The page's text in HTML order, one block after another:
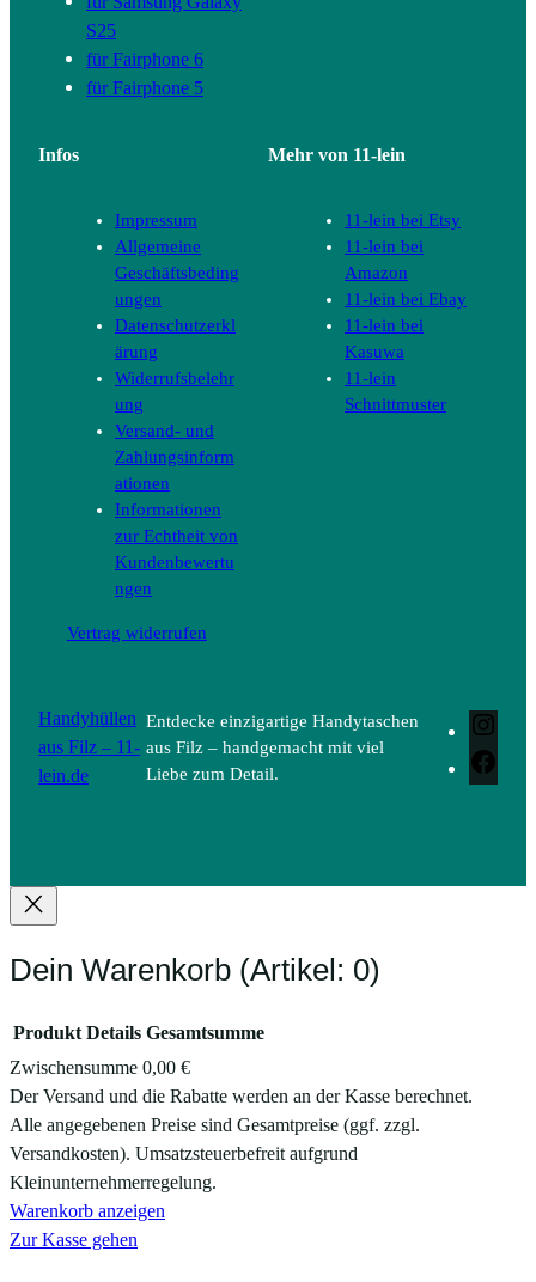
S25
für Fairphone 6
für Fairphone 5
Infos
Impressum
Allgemeine
Geschäftsbeding
ungen
Datenschutzerkl
ärung
Widerrufsbelehr
ung
Versand- und
Zahlungsinform
ationen
Informationen
zur Echtheit von
Kundenbewertu
ngen
Vertrag widerrufen
Mehr von 11-lein
11-lein bei Etsy
11-lein bei
Amazon
11-lein bei Ebay
11-lein bei
Kasuwa
11-lein
Schnittmuster
Handyhüllen
aus Filz – 11-
lein.de
Entdecke einzigartige Handytaschen
aus Filz – handgemacht mit viel
Liebe zum Detail.
Dein Warenkorb (Artikel: 0)
Produkte
im
Warenkorb
Produkt Details Gesamtsumme
Zwischensumme 0,00 €
Der Versand und die Rabatte werden an der Kasse berechnet.
Alle angegebenen Preise sind Gesamtpreise (ggf. zzgl.
Versandkosten). Umsatzsteuerbefreit aufgrund
Kleinunternehmerregelung.
Warenkorb anzeigen
Zur Kasse gehen